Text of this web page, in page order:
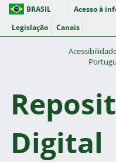
BRASIL Acesso à
Legislação
Canais
Digital